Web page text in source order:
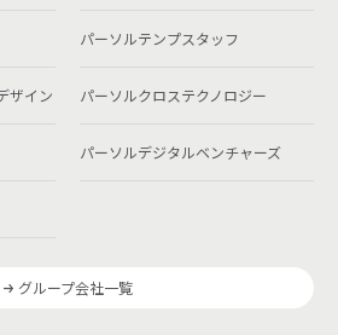
パーソルテンプスタッフ
ザイン パーソルクロステクノロジー
パーソルデジタルベンチャーズ
グループ会社一覧